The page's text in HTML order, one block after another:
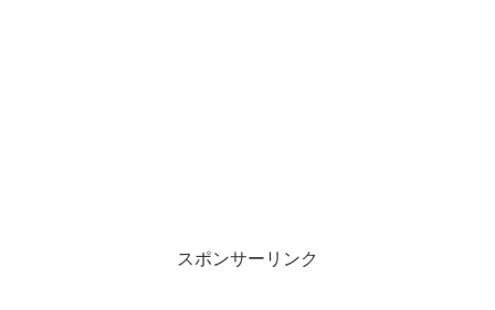
スポンサーリンク